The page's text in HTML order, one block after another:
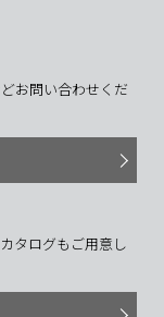
お問い合わせくだ
タログもご用意し